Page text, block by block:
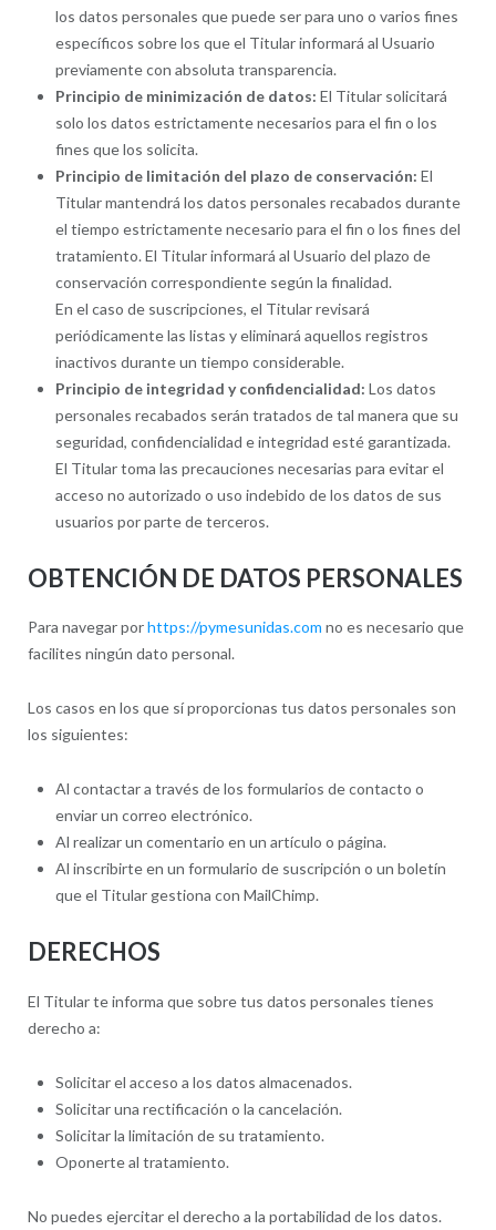
los datos personales que puede ser para uno o varios fines
específicos sobre los que el Titular informará al Usuario
previamente con absoluta transparencia.
Principio de minimización de datos: El Titular solicitará
solo los datos estrictamente necesarios para el fin o los
fines que los solicita.
Principio de limitación del plazo de conservación: El
Titular mantendrá los datos personales recabados durante
el tiempo estrictamente necesario para el fin o los fines del
tratamiento. El Titular informará al Usuario del plazo de
conservación correspondiente según la finalidad.
En el caso de suscripciones, el Titular revisará
periódicamente las listas y eliminará aquellos registros
inactivos durante un tiempo considerable.
Principio de integridad y confidencialidad: Los datos
personales recabados serán tratados de tal manera que su
seguridad, confidencialidad e integridad esté garantizada.
El Titular toma las precauciones necesarias para evitar el
acceso no autorizado o uso indebido de los datos de sus
usuarios por parte de terceros.
OBTENCIÓN DE DATOS PERSONALES
Para navegar porhttps://pymesunidas.com no es necesario que
facilites ningún dato personal.
Los casos en los que sí proporcionas tus datos personales son
los siguientes:
Al contactar a través de los formularios de contacto o
enviar un correo electrónico.
Al realizar un comentario en un artículo o página.
Al inscribirte en un formulario de suscripción o un boletín
que el Titular gestiona con MailChimp.
DERECHOS
El Titular te informa que sobre tus datos personales tienes
derecho a:
Solicitar el acceso a los datos almacenados.
Solicitar una rectificación o la cancelación.
Solicitar la limitación de su tratamiento.
Oponerte al tratamiento.
No puedes ejercitar el derecho a la portabilidad de los datos.